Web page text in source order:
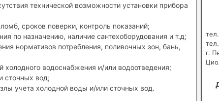
технической возможности установки прибора
сроков поверки, контроль показаний;
по назначению, наличие сантехоборудования и т.д;
нормативов потребления, поливочных зон, бань,
холодного водоснабжения и/или водоотведения;
сточных вод;
учета холодной воды и/или сточных вод.
г.